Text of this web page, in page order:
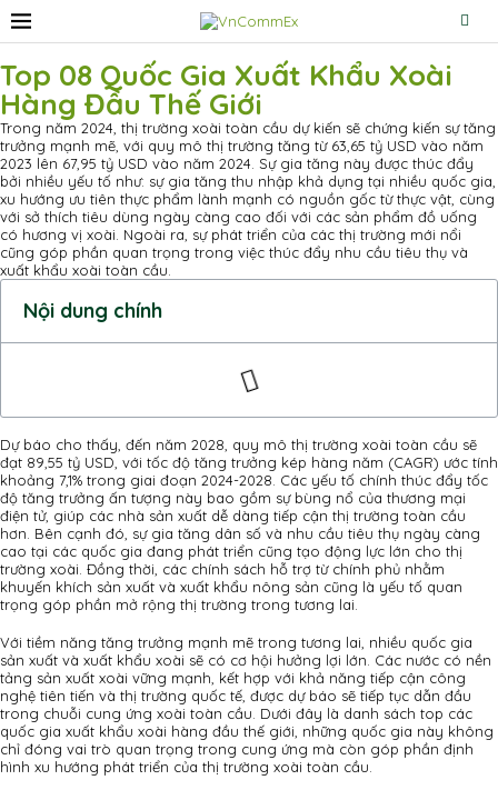
Top 08 Quốc Gia Xuất Khẩu Xoài
Hàng Đầu Thế Giới
Trong năm 2024, thị trường xoài toàn cầu dự kiến sẽ chứng kiến sự tăng
trưởng mạnh mẽ, với quy mô thị trường tăng từ 63,65 tỷ USD vào năm
2023 lên 67,95 tỷ USD vào năm 2024. Sự gia tăng này được thúc đẩy
bởi nhiều yếu tố như: sự gia tăng thu nhập khả dụng tại nhiều quốc gia,
xu hướng ưu tiên thực phẩm lành mạnh có nguồn gốc từ thực vật, cùng
với sở thích tiêu dùng ngày càng cao đối với các sản phẩm đồ uống
có hương vị xoài. Ngoài ra, sự phát triển của các thị trường mới nổi
cũng góp phần quan trọng trong việc thúc đẩy nhu cầu tiêu thụ và
xuất khẩu xoài toàn cầu.
Nội dung chính
Dự báo cho thấy, đến năm 2028, quy mô thị trường xoài toàn cầu sẽ
đạt 89,55 tỷ USD, với tốc độ tăng trưởng kép hàng năm (CAGR) ước tính
khoảng 7,1% trong giai đoạn 2024-2028. Các yếu tố chính thúc đẩy tốc
độ tăng trưởng ấn tượng này bao gồm sự bùng nổ của thương mại
điện tử, giúp các nhà sản xuất dễ dàng tiếp cận thị trường toàn cầu
hơn. Bên cạnh đó, sự gia tăng dân số và nhu cầu tiêu thụ ngày càng
cao tại các quốc gia đang phát triển cũng tạo động lực lớn cho thị
trường xoài. Đồng thời, các chính sách hỗ trợ từ chính phủ nhằm
khuyến khích sản xuất và xuất khẩu nông sản cũng là yếu tố quan
trọng góp phần mở rộng thị trường trong tương lai.
Với tiềm năng tăng trưởng mạnh mẽ trong tương lai, nhiều quốc gia
sản xuất và xuất khẩu xoài sẽ có cơ hội hưởng lợi lớn. Các nước có nền
tảng sản xuất xoài vững mạnh, kết hợp với khả năng tiếp cận công
nghệ tiên tiến và thị trường quốc tế, được dự báo sẽ tiếp tục dẫn đầu
trong chuỗi cung ứng xoài toàn cầu. Dưới đây là danh sách top các
quốc gia xuất khẩu xoài hàng đầu thế giới, những quốc gia này không
chỉ đóng vai trò quan trọng trong cung ứng mà còn góp phần định
hình xu hướng phát triển của thị trường xoài toàn cầu.